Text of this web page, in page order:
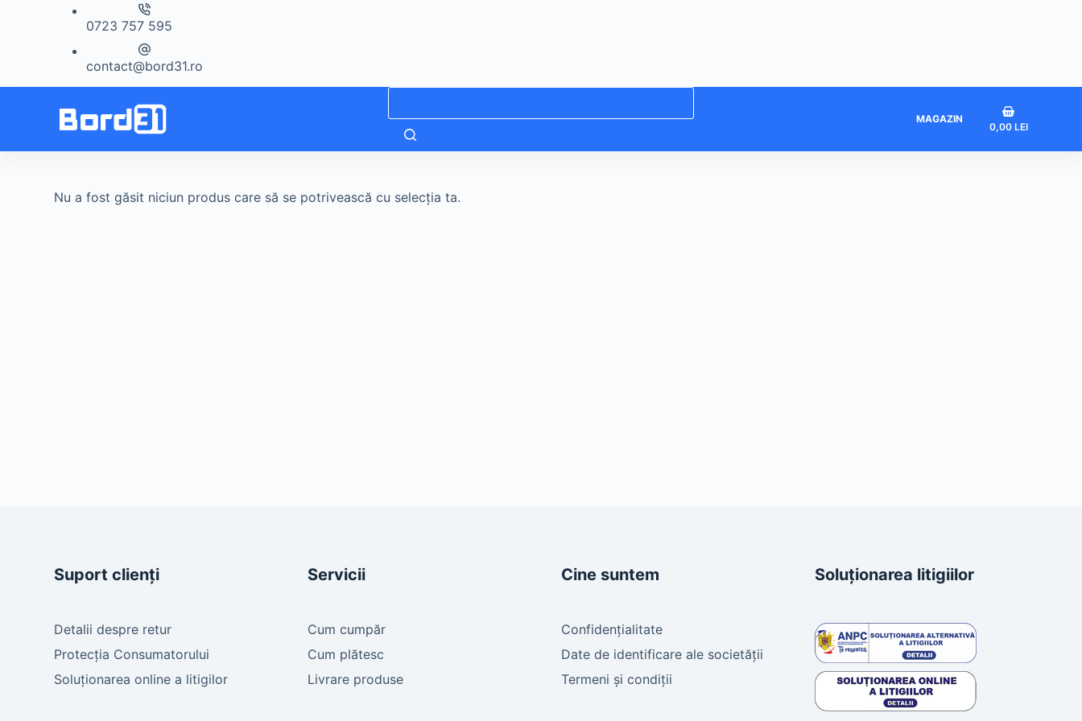
0723 757 595
contact@bord31.ro
MAGAZIN
Coș
0,00 LEI
Nu a fost găsit niciun produs care să se potrivească cu selecția ta.
Suport clienți
Detalii despre retur
Protecția Consumatorului
Soluționarea online a litigilor
Servicii
Cum cumpăr
Cum plătesc
Livrare produse
Cine suntem
Confidențialitate
Date de identificare ale societății
Termeni și condiții
Soluționarea litigiilor